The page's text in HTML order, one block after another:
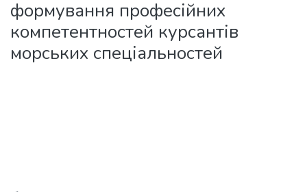
формування професійних
компетентностей курсантів
морських спеціальностей